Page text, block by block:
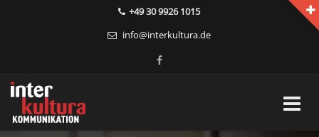
+49 30 9926 1015
info@interkultura.de